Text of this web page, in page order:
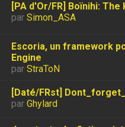
[PA d'Or/FR] Boïnihi: The
par Simon_ASA
Escoria, un framework
Engine
par StraToN
[Daté/FRst]
par Ghylard